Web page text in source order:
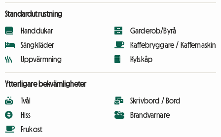
Standardutrustning
Handdukar
Sängkläder
Uppvärmning
Garderob/Byrå
Kaffebryggare / Kaffemaskin
Kylskåp
Ytterligare bekvämligheter
Tvål
Hiss
Frukost
Skrivbord / Bord
Brandvarnare